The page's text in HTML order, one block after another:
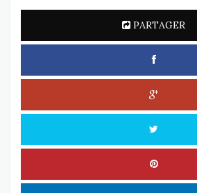
PARTAGER